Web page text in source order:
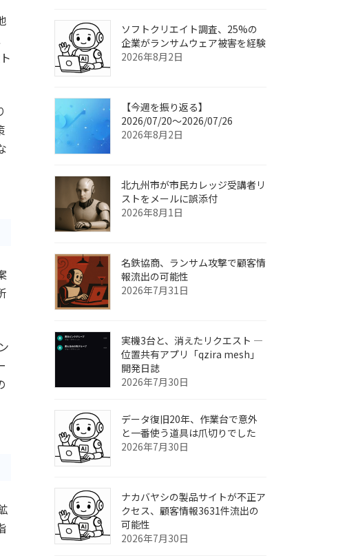
ソフトクリエイト調査、25%の
企業がランサムウェア被害を経験
2026年8月2日
【今週を振り返る】
2026/07/20〜2026/07/26
2026年8月2日
北九州市が市民カレッジ受講者リ
ストをメールに誤添付
2026年8月1日
名鉄協商、ランサム攻撃で顧客情
報流出の可能性
2026年7月31日
実機3台と、消えたリクエスト ―
位置共有アプリ「qzira mesh」
開発日誌
2026年7月30日
データ復旧20年、作業台で意外
と一番使う道具は爪切りでした
2026年7月30日
ナカバヤシの製品サイトが不正ア
クセス、顧客情報3631件流出の
可能性
2026年7月30日